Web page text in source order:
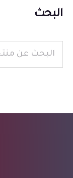
البحث